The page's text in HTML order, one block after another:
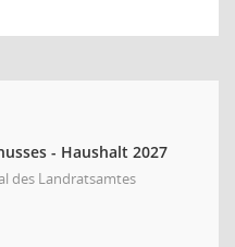
- Haushalt 2027
des Landratsamtes